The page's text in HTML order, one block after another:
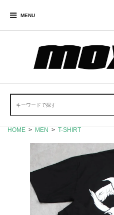
MENU
HOME > MEN > T-SHIRT